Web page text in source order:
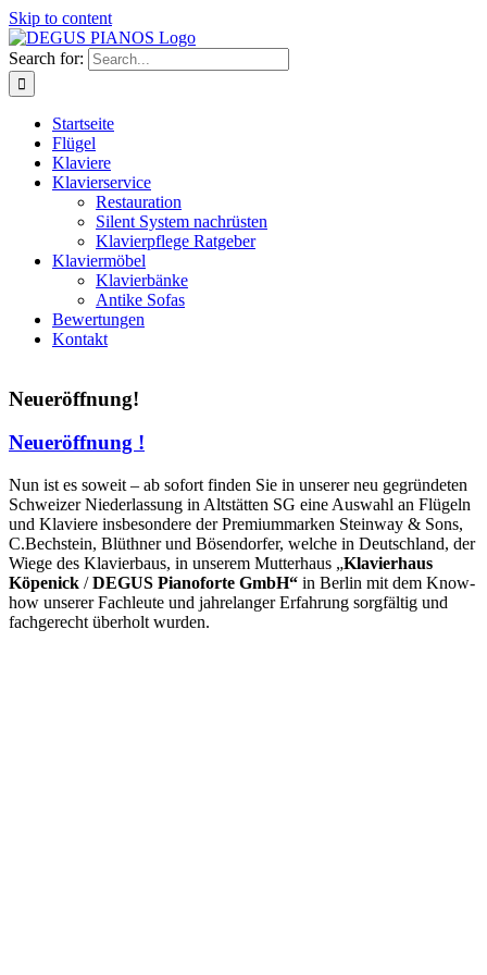
Skip to content
Search for:
Startseite
Flügel
Klaviere
Klavierservice
Restauration
Silent System nachrüsten
Klavierpflege Ratgeber
Klaviermöbel
Klavierbänke
Antike Sofas
Bewertungen
Kontakt
Neueröffnung!
Neueröffnung !
Nun ist es soweit – ab sofort finden Sie in unserer neu gegründeten
Schweizer Niederlassung in Altstätten SG eine Auswahl an Flügeln
und Klaviere insbesondere der Premiummarken Steinway & Sons,
C.Bechstein, Blüthner und Bösendorfer, welche in Deutschland, der
Wiege des Klavierbaus, in unserem Mutterhaus „Klavierhaus
Köpenick /DEGUS Pianoforte GmbH“ in Berlin mit dem Know-
how unserer Fachleute und jahrelanger Erfahrung sorgfältig und
fachgerecht überholt wurden.